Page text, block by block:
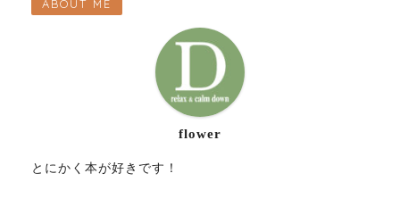
ABOUT ME
flower
とにかく本が好きです！